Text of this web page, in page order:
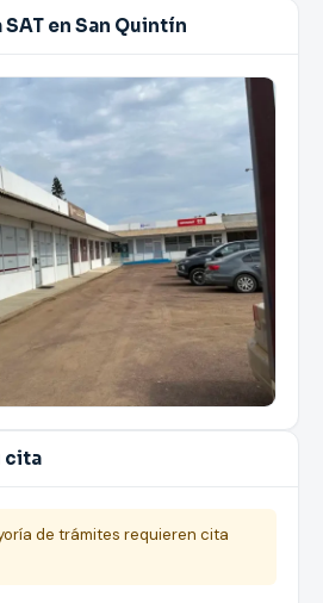
en San Quintín
cita
de trámites requieren cita